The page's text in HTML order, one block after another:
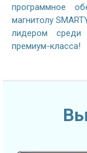
программное
магнитолу
лидером среди
премиум-класса!